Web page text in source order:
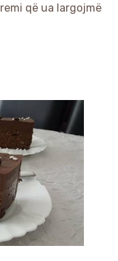
që ua largojmë